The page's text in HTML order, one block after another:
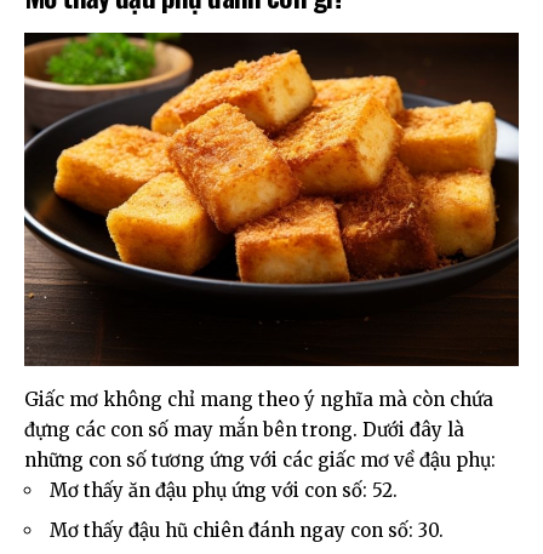
Giấc mơ không chỉ mang theo ý nghĩa mà còn chứa
đựng các con số may mắn bên trong. Dưới đây là
những con số tương ứng với các giấc mơ về đậu phụ:
Mơ thấy ăn đậu phụ ứng với con số: 52.
Mơ thấy đậu hũ chiên đánh ngay con số: 30.